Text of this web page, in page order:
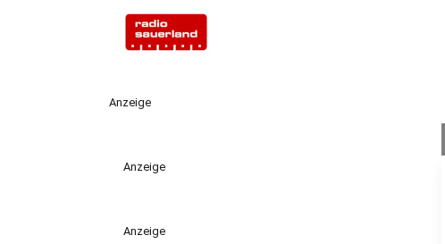
Anzeige
Anzeige
Anzeige